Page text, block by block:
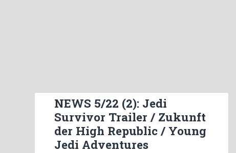
NEWS 5/22 (2): Jedi
Survivor Trailer / Zukunft
der High Republic / Young
Jedi Adventures